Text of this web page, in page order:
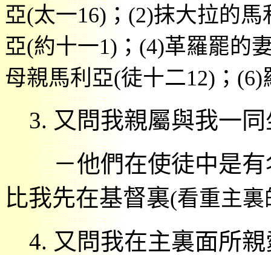
亞(太一16)； (2)抹大拉的馬
亞(約十一1)； (4)革羅罷的
母親馬利亞(徒十二12) ； (6)
3.又問我親屬與我一
－他們在使徒中是
比我先在基督裏(看重主裏
4.又問我在主裏面所